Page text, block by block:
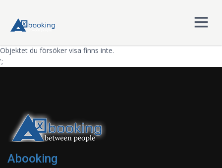
Objektet du försöker visa finns inte.
';
Abooking